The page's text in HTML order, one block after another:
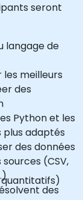
seront
langage de
meilleurs
des
Python et les
adaptés
des données
(CSV,
des
quantitatifs)